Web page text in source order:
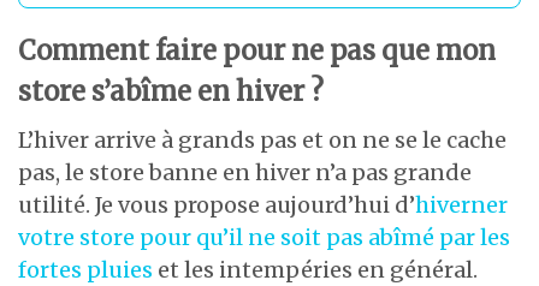
Comment faire pour ne pas que mon
store s’abîme en hiver ?
L’hiver arrive à grands pas et on ne se le cache
pas, le store banne en hiver n’a pas grande
utilité. Je vous propose aujourd’hui d’hiverner
votre store pour qu’il ne soit pas abîmé par les
fortes pluies et les intempéries en général.